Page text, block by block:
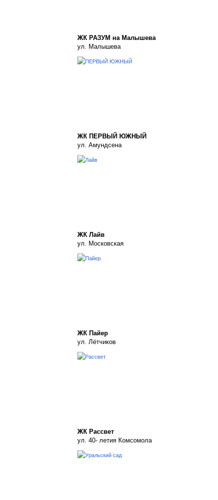
ЖК РАЗУМ на Малышева
ул. Малышева
ЖК ПЕРВЫЙ ЮЖНЫЙ
ул. Амундсена
ЖК Лайв
ул. Московская
ЖК Пайер
ул. Лётчиков
ЖК Рассвет
ул. 40- летия Комсомола